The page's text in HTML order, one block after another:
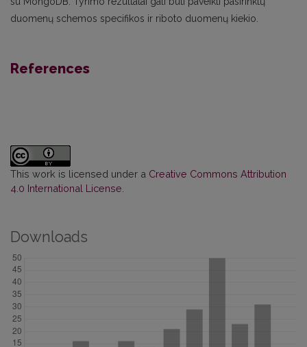
duomenų schemos specifikos ir riboto duomenų kiekio.
References
This work is licensed under a Creative Commons Attribution
4.0 International License
Downloads